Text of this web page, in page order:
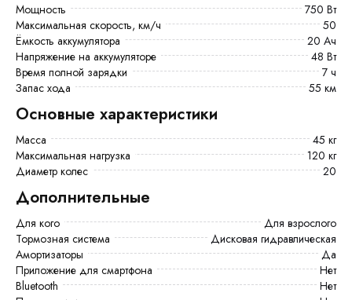
Мощность
750 Вт
Максимальная скорость, км/ч
50
Ёмкость аккумулятора
20 Ач
Напряжение на аккумуляторе
48 Вт
Время полной зарядки
7 ч
Запас хода
55 км
Основные характеристики
Масса
45 кг
Максимальная нагрузка
120 кг
Диаметр колес
20
Дополнительные
Для кого
Для взрослого
Тормозная система
Дисковая гидравлическая
Амортизаторы
Да
Приложение для смартфона
Нет
Bluetooth
Нет